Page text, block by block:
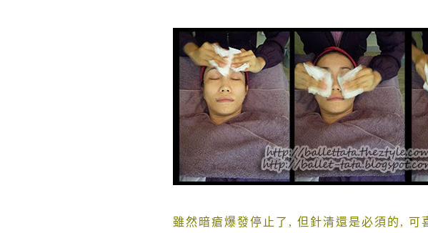
雖然暗瘡爆發停止了 , 但針清還是必須的 , 可